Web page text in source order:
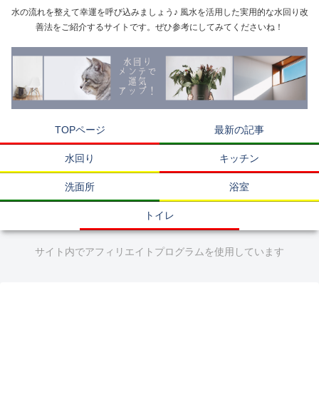
水の流れを整えて幸運を呼び込みましょう♪ 風水を活用した実用的な水回り改
善法をご紹介するサイトです。ぜひ参考にしてみてくださいね！
TOPページ 最新の記事
水回り キッチン
洗面所 浴室
トイレ
サイト内でアフィリエイトプログラムを使用しています